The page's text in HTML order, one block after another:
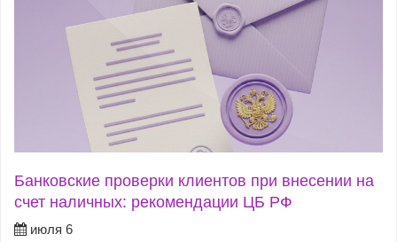
Банковские проверки клиентов при внесении на
счет наличных: рекомендации ЦБ РФ
июля 6